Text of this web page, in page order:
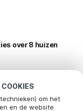
om het
en de website
over 8 huizen
voor